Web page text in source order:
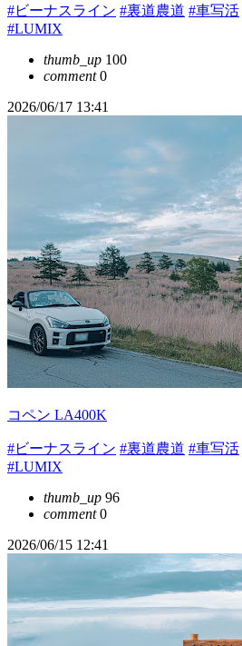
#ビーナスライン #裏道農道 #車写活
#LUMIX
thumb_up 100
comment0
2026/06/17 13:41
コペン LA400K
#ビーナスライン #裏道農道 #車写活
#LUMIX
thumb_up 96
comment0
2026/06/15 12:41